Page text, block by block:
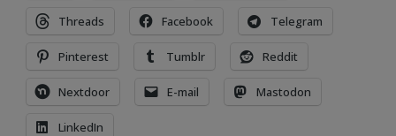
Threads Facebook Telegram
Pinterest Tumblr Reddit
Nextdoor E-mail Mastodon
LinkedIn